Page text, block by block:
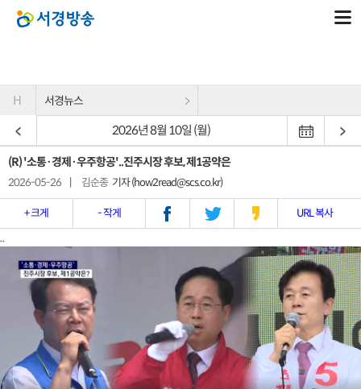
H 서경뉴스
2026년 8월 10일 (월)
(R) '소통·경제·우주항공'..진주시장 후보, 제1공약은
2026-05-26 김순종 기자 (how2read@scs.co.kr)
+ 크게 - 작게 URL 복사
..